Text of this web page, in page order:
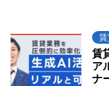
賃
ア
ナ